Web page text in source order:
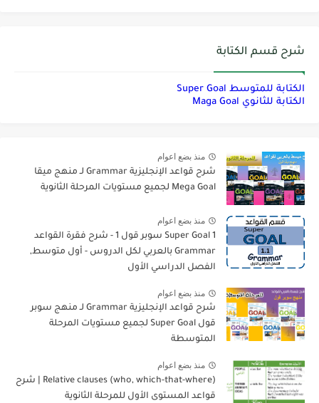
شرح قسم الكتابة
الكتابة للمتوسط Super Goal
الكتابة للثانوي Maga Goal
منذ بضع اعوام
شرح قواعد الإنجليزية Grammar لـ منهج ميقا
Mega Goal لجميع مستويات المرحلة الثانوية
منذ بضع اعوام
Super Goal 1 سوبر قول 1 - شرح فقرة القواعد
Grammar بالعربي لكل الدروس - أول متوسط,
الفصل الدراسي الأول
منذ بضع اعوام
شرح قواعد الإنجليزية Grammar لـ منهج سوبر
قول Super Goal لجميع مستويات المرحلة
المتوسطة
منذ بضع اعوام
Relative clauses (who, which-that-where) | شرح
قواعد المستوى الأول للمرحلة الثانوية